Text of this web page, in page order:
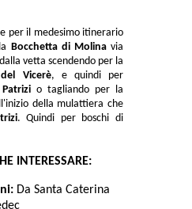
per il medesimo itinerario
Bocchetta di Molinavia
vetta scendendo per la
Vicerè, e quindi per
o tagliando per la
della mulattiera che
. Quindi per boschi di
INTERESSARE:
Da Santa Caterina